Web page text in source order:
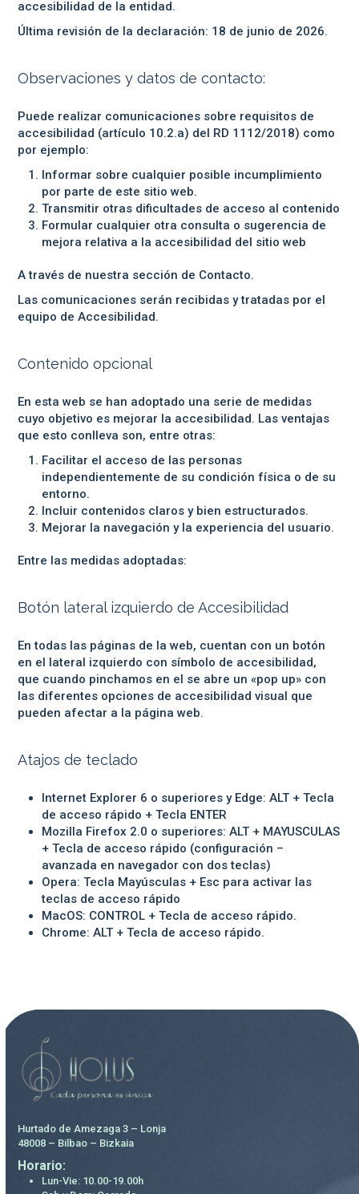
accesibilidad de la entidad.
Última revisión de la declaración: 18 de junio de 2026.
Observaciones y datos de contacto:
Puede realizar comunicaciones sobre requisitos de
accesibilidad (artículo 10.2.a) del RD 1112/2018) como
por ejemplo:
Informar sobre cualquier posible incumplimiento
por parte de este sitio web.
Transmitir otras dificultades de acceso al contenido
Formular cualquier otra consulta o sugerencia de
mejora relativa a la accesibilidad del sitio web
A través de nuestra sección de Contacto.
Las comunicaciones serán recibidas y tratadas por el
equipo de Accesibilidad.
Contenido opcional
En esta web se han adoptado una serie de medidas
cuyo objetivo es mejorar la accesibilidad. Las ventajas
que esto conlleva son, entre otras:
Facilitar el acceso de las personas
independientemente de su condición física o de su
entorno.
Incluir contenidos claros y bien estructurados.
Mejorar la navegación y la experiencia del usuario.
Entre las medidas adoptadas:
Botón lateral izquierdo de Accesibilidad
En todas las páginas de la web, cuentan con un botón
en el lateral izquierdo con símbolo de accesibilidad,
que cuando pinchamos en el se abre un «pop up» con
las diferentes opciones de accesibilidad visual que
pueden afectar a la página web.
Atajos de teclado
Internet Explorer 6 o superiores y Edge: ALT + Tecla
de acceso rápido + Tecla ENTER
Mozilla Firefox 2.0 o superiores: ALT + MAYUSCULAS
+ Tecla de acceso rápido (configuración –
avanzada en navegador con dos teclas)
Opera: Tecla Mayúsculas + Esc para activar las
teclas de acceso rápido
MacOS: CONTROL + Tecla de acceso rápido.
Chrome: ALT + Tecla de acceso rápido.
Hurtado de Amezaga 3 – Lonja
48008 – Bilbao – Bizkaia
Horario:
Lun-Vie: 10.00-19.00h